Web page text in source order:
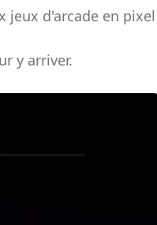
jeux d'arcade en pixel
y arriver.